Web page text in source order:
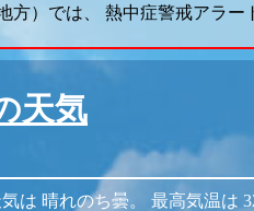
方）では、 熱中症警戒アラ
天気
は 晴れのち曇。 最高気温は